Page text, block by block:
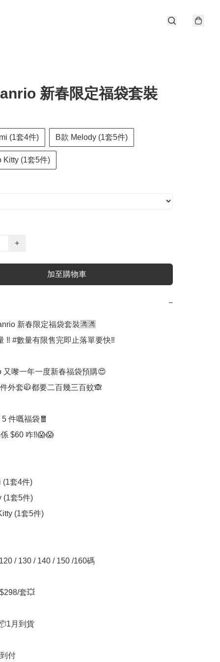
新春限定福袋套裝
(1套4件) B款 Melody (1套5件)
Kitty (1套5件)
+
加至購物車
−
新春限定福袋套裝🈵🈵
又嚟一年一度新春福袋預購😍
外套🧥都要二百幾三百蚊🙈
件嘅福袋🧧
$60 咋‼️😱😱
(1套4件)
(1套5件)
(1套5件)
/ 130 / 140 / 150 /160碼
套💥
月到貨
付